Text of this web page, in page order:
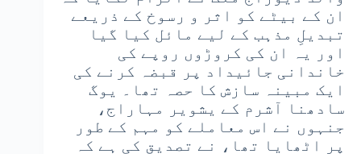
ان کے بیٹے کو اثر و رسوخ کے ذریعے
تبدیلِ مذہب کے لیے مائل کیا گیا
اور یہ ان کی کروڑوں روپے کی
خاندانی جائیداد پر قبضہ کرنے کی
ایک مبینہ سازش کا حصہ تھا۔ یوگ
سادھنا آشرم کے یشویر مہاراج،
جنہوں نے اس معاملے کو مہم کے طور
پر اٹھایا تھا، نے تصدیق کی ہے کہ